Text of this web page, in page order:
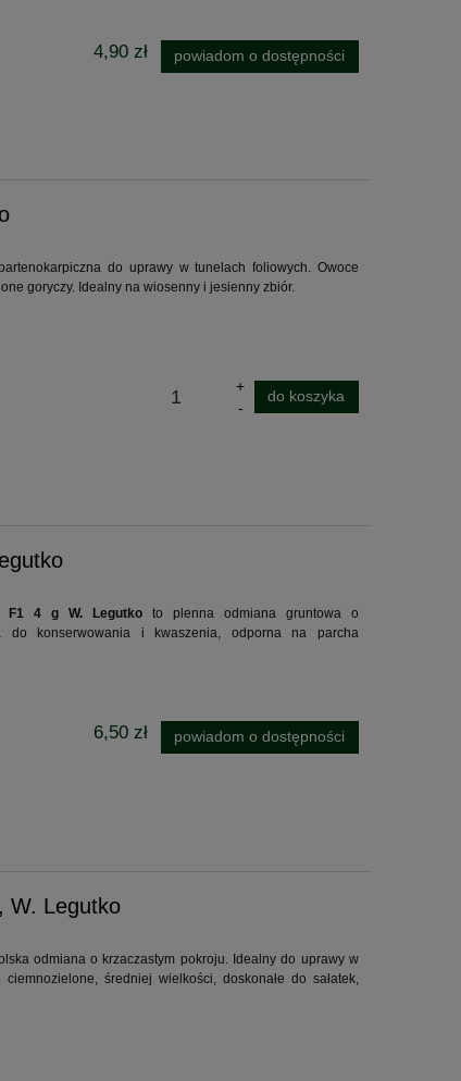
Najniższa cena:681,00 zł
4,90 zł powiadom o dostępności
do uprawy w tunelach foliowych. Owoce
goryczy. Idealny na wiosenny i jesienny zbiór.
do koszyka
F1 4 g W. Legutko to plenna odmiana gruntowa o
do konserwowania i kwaszenia, odporna na parcha
6,50 zł powiadom o dostępności
W. Legutko
odmiana o krzaczastym pokroju. Idealny do uprawy w
średniej wielkości, doskonałe do sałatek,